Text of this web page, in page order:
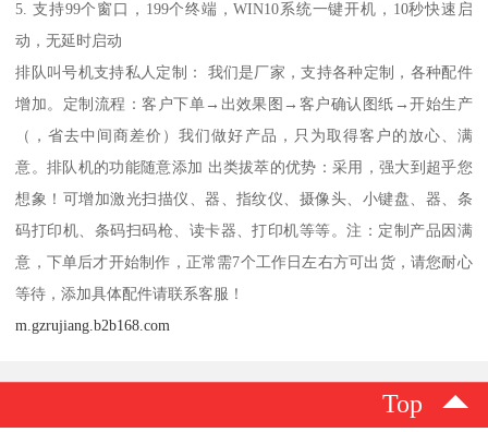
5. 支持99个窗口，199个终端，WIN10系统一键开机，10秒快速启
动，无延时启动
排队叫号机支持私人定制： 我们是厂家，支持各种定制，各种配件
增加。定制流程：客户下单→出效果图→客户确认图纸→开始生产
（，省去中间商差价）我们做好产品，只为取得客户的放心、满
意。排队机的功能随意添加 出类拔萃的优势：采用，强大到超乎您
想象！可增加激光扫描仪、器、指纹仪、摄像头、小键盘、器、条
码打印机、条码扫码枪、读卡器、打印机等等。注：定制产品因满
意，下单后才开始制作，正常需7个工作日左右方可出货，请您耐心
等待，添加具体配件请联系客服！
m.gzrujiang.b2b168.com
Top